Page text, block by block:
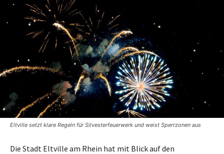
Eltville setzt klare Regeln für Silvesterfeuerwerk und weist Sperrzonen aus
Die Stadt Eltville am Rhein hat mit Blick auf den